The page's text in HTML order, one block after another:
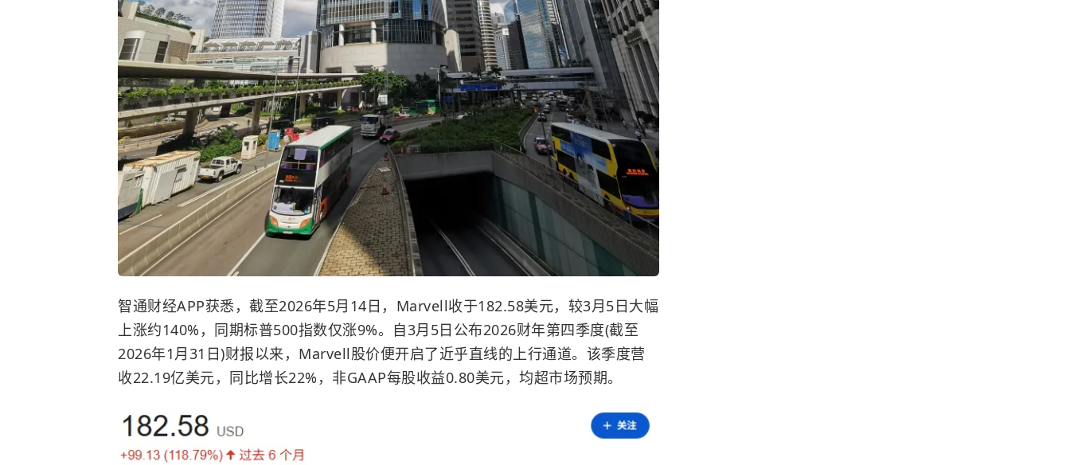
智通财经APP获悉，截至2026年5月14日，Marvell收于182.58美元，较3月5日大幅
上涨约140%，同期标普500指数仅涨9%。自3月5日公布2026财年第四季度(截至
2026年1月31日)财报以来，Marvell股价便开启了近乎直线的上行通道。该季度营
收22.19亿美元，同比增长22%，非GAAP每股收益0.80美元，均超市场预期。